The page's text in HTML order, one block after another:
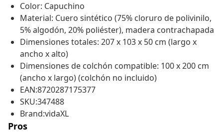
Color: Capuchino
Material: Cuero sintético (75% cloruro de polivinilo,
5% algodón, 20% poliéster), madera contrachapada
Dimensiones totales: 207 x 103 x 50 cm (largo x
ancho x alto)
Dimensiones de colchón compatible: 100 x 200 cm
(ancho x largo) (colchón no incluido)
EAN:8720287175377
SKU:347488
Brand:vidaXL
Pros